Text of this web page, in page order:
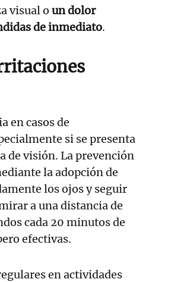
visual o un dolor
de inmediato.
en casos de
si se presenta
de visión. La prevención
la adopción de
los ojos y seguir
a una distancia de
cada 20 minutos de
efectivas.
en actividades